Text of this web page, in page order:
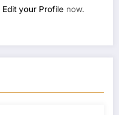
Edit your Profile now.